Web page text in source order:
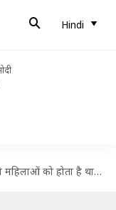
Hindi
का अधिक खतरा, विशेषज्ञ से जानिए इसकी वजह